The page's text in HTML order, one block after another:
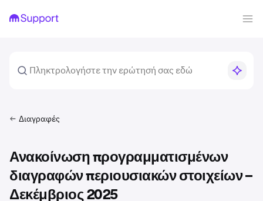
Διαγραφές
Ανακοίνωση προγραμματισμένων
διαγραφών περιουσιακών στοιχείων –
Δεκέμβριος 2025